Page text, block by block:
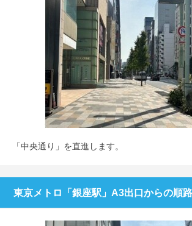
「中央通り」を直進します。
東京メトロ「銀座駅」A3出口からの順路